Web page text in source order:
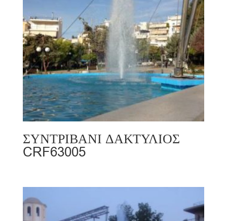
ΣΥΝΤΡΙΒΑΝΙ ΔΑΚΤΥΛΙΟΣ
CRF63005